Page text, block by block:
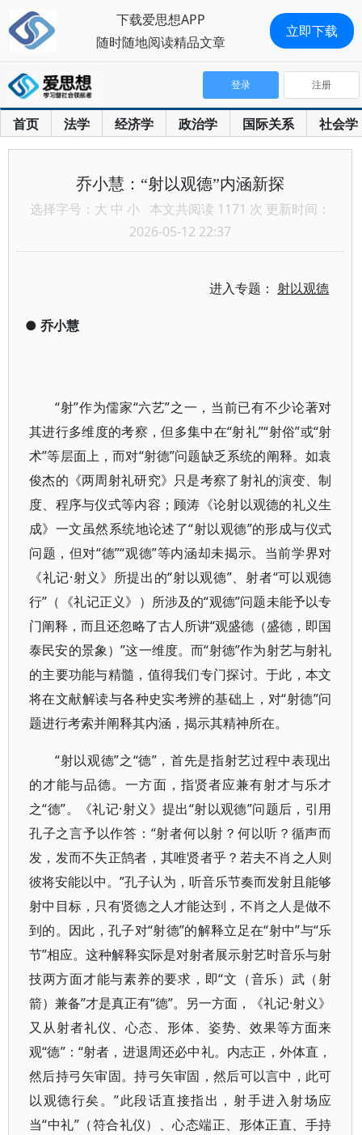
首页 法学 经济学 政治学 国际关系 社会学
登录 注册
乔小慧：“射以观德”内涵新探
选择字号： 大 中 小 本文共阅读 1171 次 更新时间：
2026-05-12 22:37
进入专题： 射以观德
● 乔小慧
“射”作为儒家“六艺”之一，当前已有不少论著对
其进行多维度的考察，但多集中在“射礼”“射俗”或“射
术”等层面上，而对“射德”问题缺乏系统的阐释。如袁
俊杰的《两周射礼研究》只是考察了射礼的演变、制
度、程序与仪式等内容；顾涛《论射以观德的礼义生
成》一文虽然系统地论述了“射以观德”的形成与仪式
问题，但对“德”“观德”等内涵却未揭示。当前学界对
《礼记·射义》所提出的“射以观德”、射者“可以观德
行”（《礼记正义》）所涉及的“观德”问题未能予以专
门阐释，而且还忽略了古人所讲“观盛德（盛德，即国
泰民安的景象）”这一维度。而“射德”作为射艺与射礼
的主要功能与精髓，值得我们专门探讨。于此，本文
将在文献解读与各种史实考辨的基础上，对“射德”问
题进行考索并阐释其内涵，揭示其精神所在。
“射以观德”之“德”，首先是指射艺过程中表现出
的才能与品德。一方面，指贤者应兼有射才与乐才
之“德”。《礼记·射义》提出“射以观德”问题后，引用
孔子之言予以作答：“射者何以射？何以听？循声而
发，发而不失正鹄者，其唯贤者乎？若夫不肖之人则
彼将安能以中。”孔子认为，听音乐节奏而发射且能够
射中目标，只有贤德之人才能达到，不肖之人是做不
到的。因此，孔子对“射德”的解释立足在“射中”与“乐
节”相应。这种解释实际是对射者展示射艺时音乐与射
技两方面才能与素养的要求，即“文（音乐）武（射
箭）兼备”才是真正有“德”。另一方面，《礼记·射义》
又从射者礼仪、心态、形体、姿势、效果等方面来
观“德”：“射者，进退周还必中礼。内志正，外体直，
然后持弓矢审固。持弓矢审固，然后可以言中，此可
以观德行矣。”此段话直接指出，射手进入射场应
当“中礼”（符合礼仪）、心态端正、形体正直、手持
下载爱思想APP
随时随地阅读精品文章
立即下载